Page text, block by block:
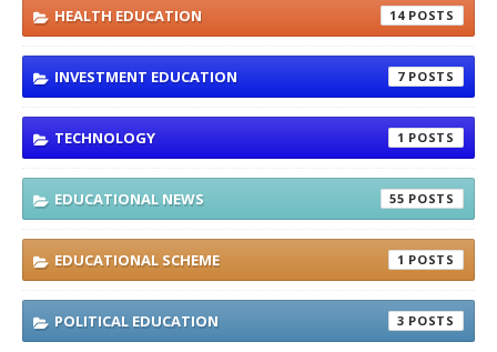
HEALTH EDUCATION 14
INVESTMENT EDUCATION 7
TECHNOLOGY 1
EDUCATIONAL NEWS 55
EDUCATIONAL SCHEME 1
POLITICAL EDUCATION 3